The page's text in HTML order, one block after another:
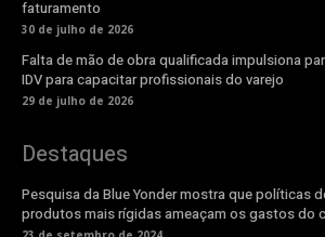
faturamento
30 de julho de 2026
Falta de mão de obra qualificada impulsiona
IDV para capacitar profissionais do varejo
29 de julho de 2026
Destaques
Pesquisa da Blue Yonder mostra que políticas
produtos mais rígidas ameaçam os gastos do